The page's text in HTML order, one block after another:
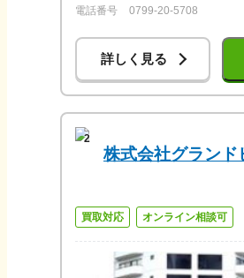
電話番号
0799-20-5708
詳しく見る
2
株式会社グランド
買取対応 オンライン相談可